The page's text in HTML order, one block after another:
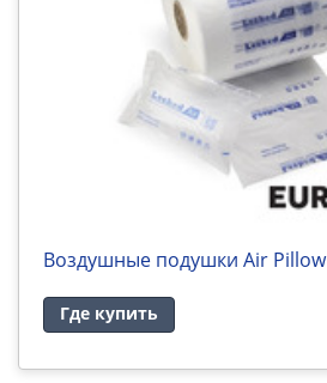
Воздушные подушки Air Pillow
Где купить